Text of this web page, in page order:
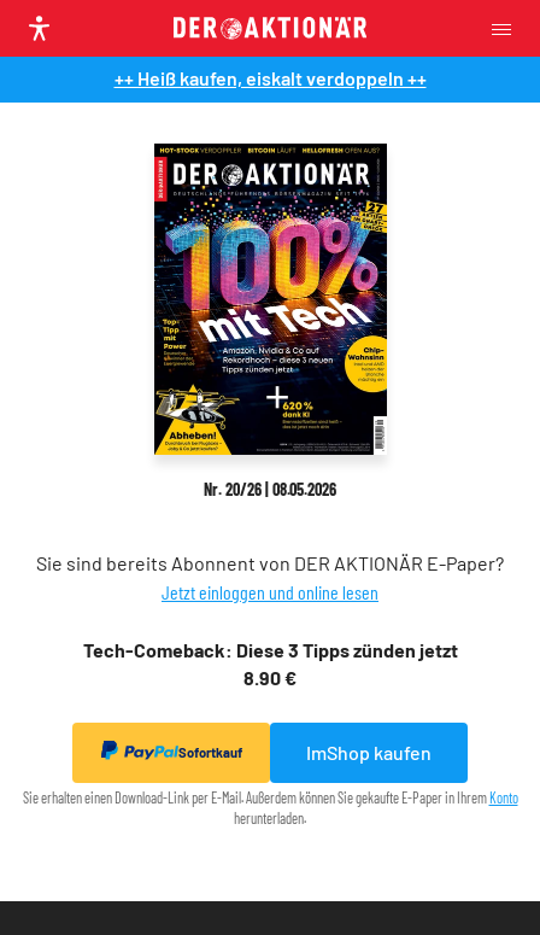
++ Heiß kaufen, eiskalt verdoppeln ++
Nr. 20/26 | 08.05.2026
Sie sind bereits Abonnent von DER AKTIONÄR E-Paper?
Jetzt einloggen und online lesen
Tech-Comeback: Diese 3 Tipps zünden jetzt
8.90 €
Sofortkauf ImShop kaufen
Sie erhalten einen Download-Link per E-Mail. Außerdem können Sie gekaufte E-Paper in IhremKonto
herunterladen.